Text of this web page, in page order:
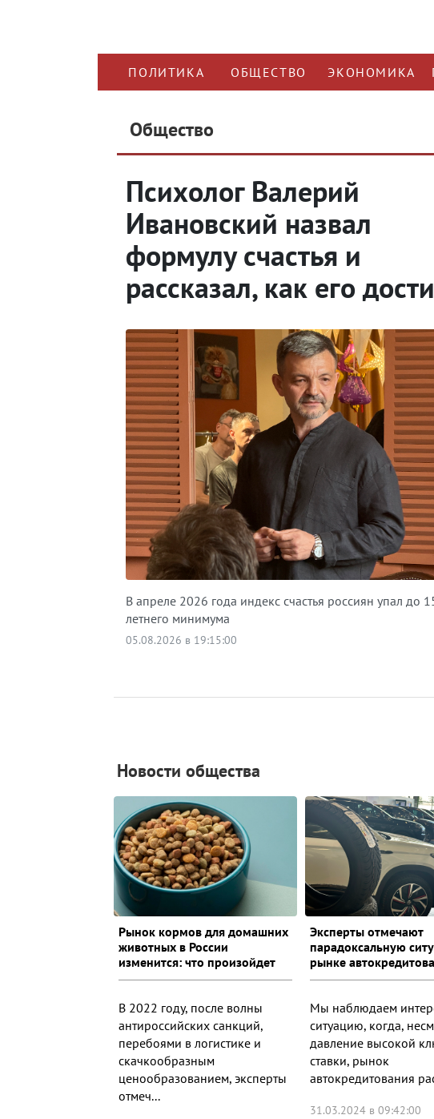
ПОЛИТИКА ОБЩЕСТВО ЭКОНОМИКА
Общество
Психолог Валерий
Ивановский назвал
формулу счастья и
рассказал, как его
В апреле 2026 года индекс счастья россиян упал до
летнего минимума
05.08.2026 в 19:15:00
Новости общества
Рынок кормов для домашних
животных в России
изменится: что произойдет
В 2022 году, после волны
антироссийских санкций,
перебоями в логистике и
скачкообразным
ценообразованием, эксперты
отмеч...
Эксперты отмечают
парадоксальную
рынке
Мы наблюдаем
ситуацию, когда,
давление высокой
ставки, рынок
автокредитования
31.03.2024 в 09:42:00